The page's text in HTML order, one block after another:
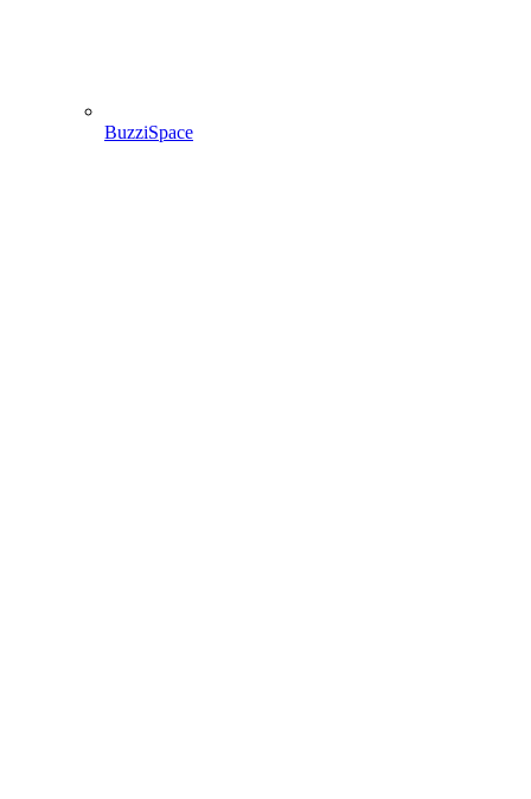
BuzziSpace